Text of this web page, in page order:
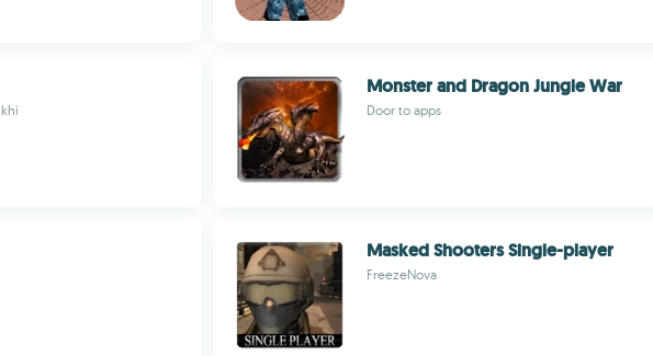
Monster and Dragon Jungle War
Door to apps
Masked Shooters Single-player
FreezeNova